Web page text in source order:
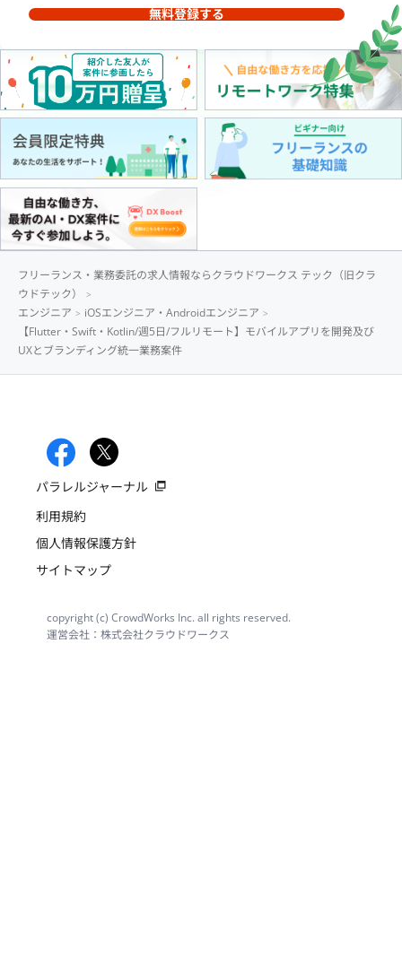
無料登録する
フリーランス・業務委託の求人情報ならクラウドワークス テック（旧クラ
ウドテック）
エンジニア
iOSエンジニア・Androidエンジニア
【Flutter・Swift・Kotlin/週5日/フルリモート】モバイルアプリを開発及び
UXとブランディング統一業務案件
パラレルジャーナル
利用規約
個人情報保護方針
サイトマップ
copyright (c) CrowdWorks Inc. all rights reserved.
運営会社：株式会社クラウドワークス